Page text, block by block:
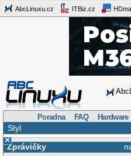
AbcLinuxu.cz ITBiz.cz
Poradna FAQ Hardware
Styl
×
Zprávičky